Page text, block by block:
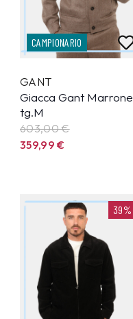
CAMPIONARIO
GANT
Giacca Gant Marrone
tg.M
603,00 €
359,99€
39%